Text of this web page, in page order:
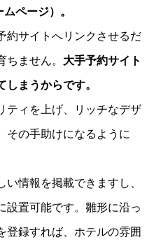
ページ）。
約サイトへリンクさせるだ
ません。 大手予約サイト
まうからです。
ティを上げ、リッチなデザ
その手助けになるように
情報を掲載できますし、
設置可能です。雛形に沿っ
登録すれば、ホテルの雰囲